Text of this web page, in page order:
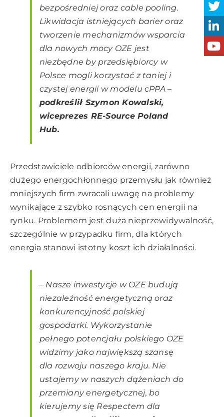
bezpośredniej oraz cable pooling.
Likwidacja istniejących barier oraz
tworzenie mechanizmów wsparcia
dla nowych mocy OZE jest
niezbędne by przedsiębiorcy w
Polsce mogli korzystać z taniej i
czystej energii w modelu cPPA–
podkreślił Szymon Kowalski,
wiceprezes RE-Source Poland
Hub.
Przedstawiciele odbiorców energii, zarówno
dużego energochłonnego przemysłu jak również
mniejszych firm zwracali uwagę na problemy
wynikające z szybko rosnących cen energii na
rynku. Problemem jest duża nieprzewidywalność,
szczególnie w przypadku firm, dla których
energia stanowi istotny koszt ich działalności.
– Nasze inwestycje w OZE budują
niezależność energetyczną oraz
konkurencyjność polskiej
gospodarki. Wykorzystanie
pełnego potencjału polskiego OZE
widzimy jako największą szansę
dla rozwoju naszego kraju. Nie
ustajemy w naszych dążeniach do
przemiany energetycznej, bo
kierujemy się Respectem dla